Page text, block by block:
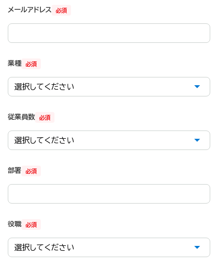
必須
メールアドレス
必須
業種
必須
従業員数
必須
部署
必須
役職